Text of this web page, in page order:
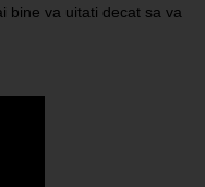
bine va uitati decat sa va